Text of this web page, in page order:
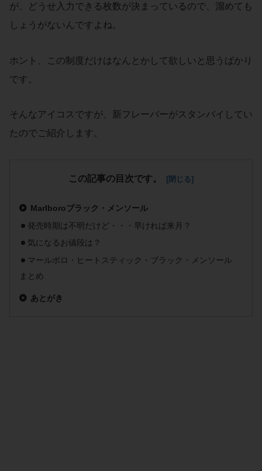
が、どうせ入力できる枚数が決まっているので、溜めても
しょうがないんですよね。
ホント、この制度だけはなんとかして欲しいと思うばかり
です。
そんなアイコスですが、新フレーバーがスタンバイしてい
たのでご紹介します。
この記事の目次です。
Marlboroブラック・メンソール
発売時期は不明だけど・・・早ければ来月？
気になるお値段は？
マールボロ・ヒートスティック・ブラック・メンソール
まとめ
あとがき